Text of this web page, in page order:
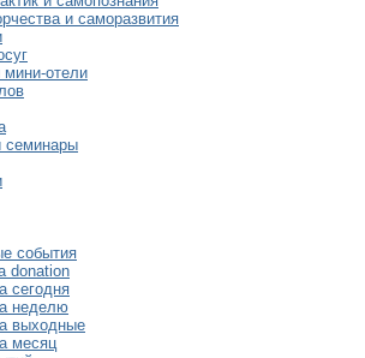
и саморазвития
отели
семинары
события
donation
сегодня
неделю
выходные
месяц